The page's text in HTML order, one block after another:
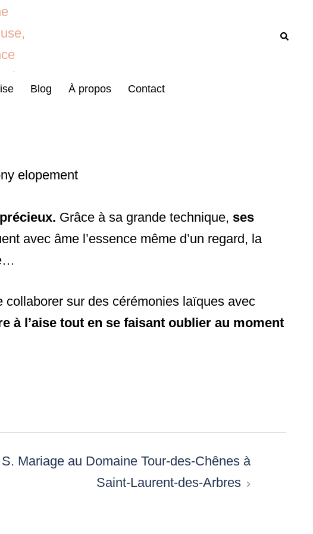
Blog À propos Contact
Grâce à sa grande technique, ses
avec âme l’essence même d’un regard, la
collaborer sur des cérémonies laïques avec
à l’aise tout en se faisant oublier au moment
Mariage au Domaine Tour-des-Chênes à
Saint-Laurent-des-Arbres